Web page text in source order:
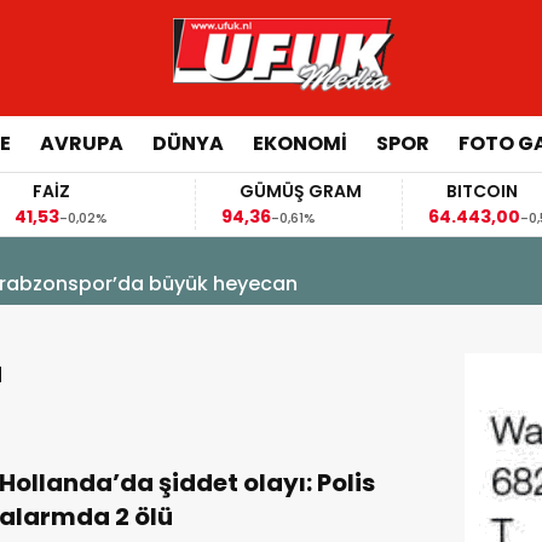
AVRUPA DÜNYA EKONOMI SPOR FOTO
FAİZ
-0,02%
GÜMÜŞ GRAM
94,36-0,61%
BITCOIN
64.443,00-0,53%
büyük heyecan
Hollanda’da şiddet olayı: Polis
alarmda 2 ölü